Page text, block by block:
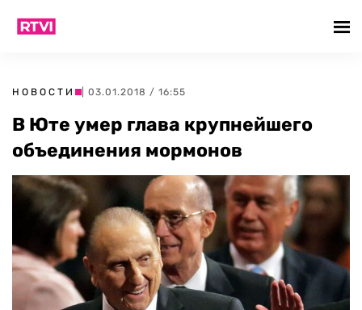
НОВОСТИ | 03.01.2018 / 16:55
В Юте умер глава крупнейшего
объединения мормонов